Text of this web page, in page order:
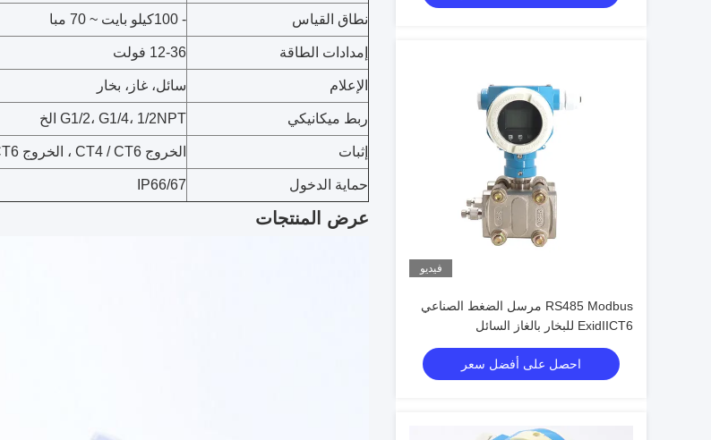
فيديو
RS485 Modbus مرسل الضغط الصناعي
ExidIICT6 للبخار بالغاز السائل
احصل على أفضل سعر
نطاق القياس - 100كيلو بايت ~ 70 مبا
إمدادات الطاقة 12-36 فولت
الإعلام سائل، غاز، بخار
ربط ميكانيكي G1/2، G1/4، 1/2NPT الخ
إثبات الخروج CT4 / CT6 ، الخروج CT6
حماية الدخول IP66/67
عرض المنتجات